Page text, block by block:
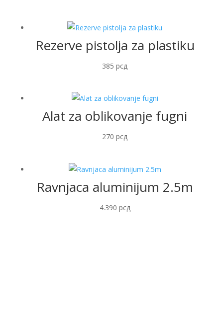
Rezerve pistolja za plastiku
385рсд
Alat za oblikovanje fugni
270рсд
Ravnjaca aluminijum 2.5m
4.390 рсд